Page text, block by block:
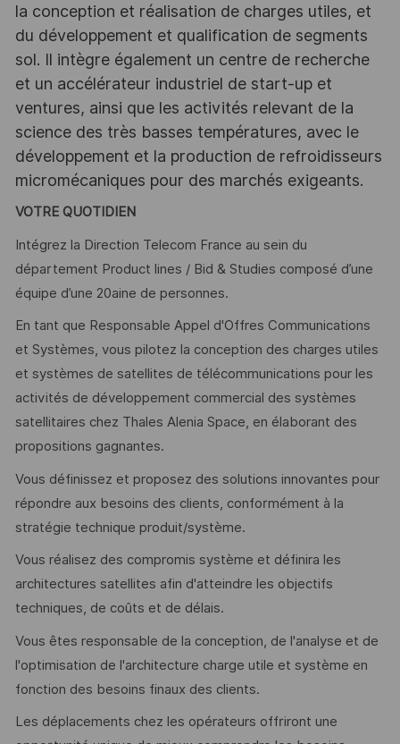
la conception et réalisation de charges utiles, et
du développement et qualification de segments
sol. Il intègre également un centre de recherche
et un accélérateur industriel de start-up et
ventures, ainsi que les activités relevant de la
science des très basses températures, avec le
développement et la production de refroidisseurs
micromécaniques pour des marchés exigeants.
VOTRE QUOTIDIEN
Intégrez la Direction Telecom France au sein du
département Product lines / Bid & Studies composé d’une
équipe d’une 20aine de personnes.
En tant que Responsable Appel d'Offres Communications
et Systèmes, vous pilotez la conception des charges utiles
et systèmes de satellites de télécommunications pour les
activités de développement commercial des systèmes
satellitaires chez Thales Alenia Space, en élaborant des
propositions gagnantes.
Vous définissez et proposez des solutions innovantes pour
répondre aux besoins des clients, conformément à la
stratégie technique produit/système.
Vous réalisez des compromis système et définira les
architectures satellites afin d'atteindre les objectifs
techniques, de coûts et de délais.
Vous êtes responsable de la conception, de l'analyse et de
l'optimisation de l'architecture charge utile et système en
fonction des besoins finaux des clients.
Les déplacements chez les opérateurs offriront une